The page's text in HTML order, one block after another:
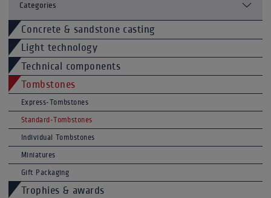
Categories
Concrete & sandstone casting
Light technology
Technical components
Tombstones
Express-Tombstones
Standard-Tombstones
Individual Tombstones
Miniatures
Gift Packaging
Trophies & awards